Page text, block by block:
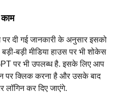
दी गई जानकारी के अनुसार इसको
बड़ी मीडिया हाउस पर भी शोकेस
पर भी उपलब्ध है. इसके लिए आप
पर क्लिक करना है और उसके बाद
कर दिए जाएंगे.